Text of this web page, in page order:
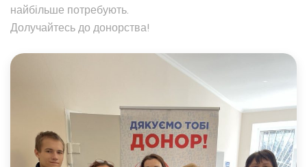
найбільше потребують.
Долучайтесь до донорства!